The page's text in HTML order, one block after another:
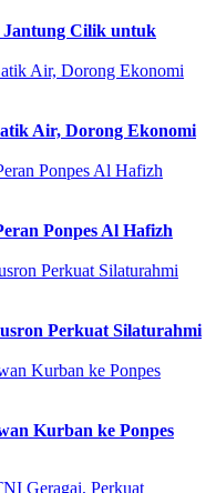
Jantung Cilik untuk
Air, Dorong Ekonomi
Ponpes Al Hafizh
Perkuat Silaturahmi
Kurban ke Ponpes